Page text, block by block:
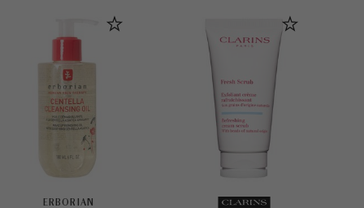
ERBORIAN